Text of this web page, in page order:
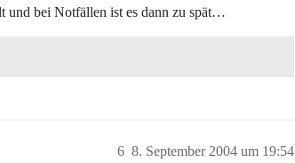
und bei Notfällen ist es dann zu spät…
8. September 2004 um 19:54
6